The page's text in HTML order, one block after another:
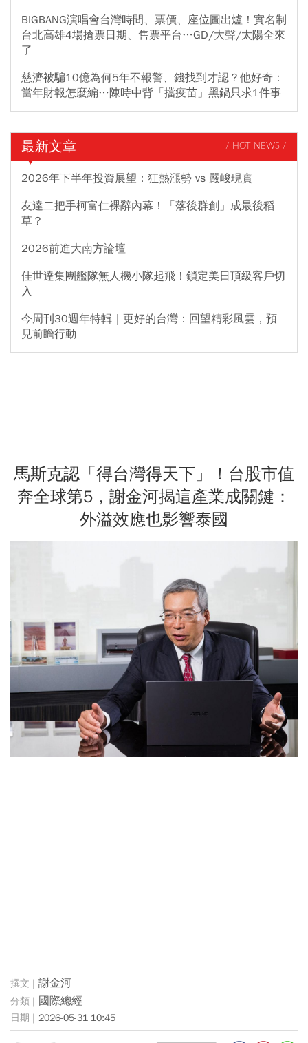
BIGBANG演唱會台灣時間、票價、座位圖出爐！實名制
台北高雄4場搶票日期、售票平台…GD/大聲/太陽全來
了
慈濟被騙10億為何5年不報警、錢找到才認？他好奇：
當年財報怎麼編…陳時中背「擋疫苗」黑鍋只求1件事
最新文章 / HOT NEWS /
2026年下半年投資展望：狂熱漲勢 vs 嚴峻現實
友達二把手柯富仁裸辭內幕！「落後群創」成最後稻
草？
2026前進大南方論壇
佳世達集團艦隊無人機小隊起飛！鎖定美日頂級客戶切
入
今周刊30週年特輯｜更好的台灣：回望精彩風雲，預
見前瞻行動
馬斯克認「得台灣得天下」！台股市值
奔全球第5，謝金河揭這產業成關鍵：
外溢效應也影響泰國
謝金河
國際總經
2026-05-31 10:45